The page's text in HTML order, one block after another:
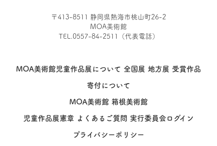
〒413-8511 静岡県熱海市桃山町26-2
MOA美術館
TEL.0557-84-2511（代表電話）
MOA美術館児童作品展について 全国展 地方展 受賞作品
寄付について
MOA美術館 箱根美術館
児童作品展憲章 よくあるご質問 実行委員会ログイン
プライバシーポリシー